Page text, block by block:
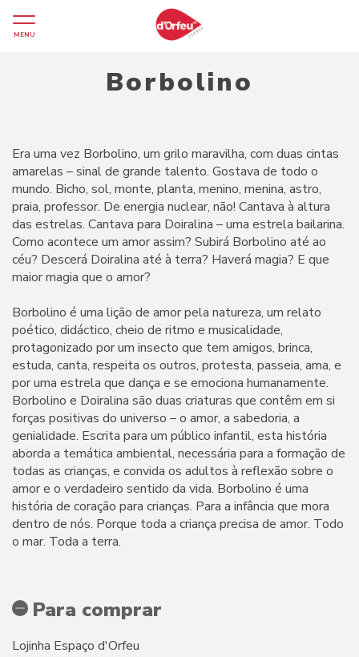
MENU
Borbolino
Era uma vez Borbolino, um grilo maravilha, com duas cintas
amarelas – sinal de grande talento. Gostava de todo o
mundo. Bicho, sol, monte, planta, menino, menina, astro,
praia, professor. De energia nuclear, não! Cantava à altura
das estrelas. Cantava para Doiralina – uma estrela bailarina.
Como acontece um amor assim? Subirá Borbolino até ao
céu? Descerá Doiralina até à terra? Haverá magia? E que
maior magia que o amor?
Borbolino é uma lição de amor pela natureza, um relato
poético, didáctico, cheio de ritmo e musicalidade,
protagonizado por um insecto que tem amigos, brinca,
estuda, canta, respeita os outros, protesta, passeia, ama, e
por uma estrela que dança e se emociona humanamente.
Borbolino e Doiralina são duas criaturas que contêm em si
forças positivas do universo – o amor, a sabedoria, a
genialidade. Escrita para um público infantil, esta história
aborda a temática ambiental, necessária para a formação de
todas as crianças, e convida os adultos à reflexão sobre o
amor e o verdadeiro sentido da vida. Borbolino é uma
história de coração para crianças. Para a infância que mora
dentro de nós. Porque toda a criança precisa de amor. Todo
o mar. Toda a terra.
Para comprar
Lojinha Espaço d'Orfeu